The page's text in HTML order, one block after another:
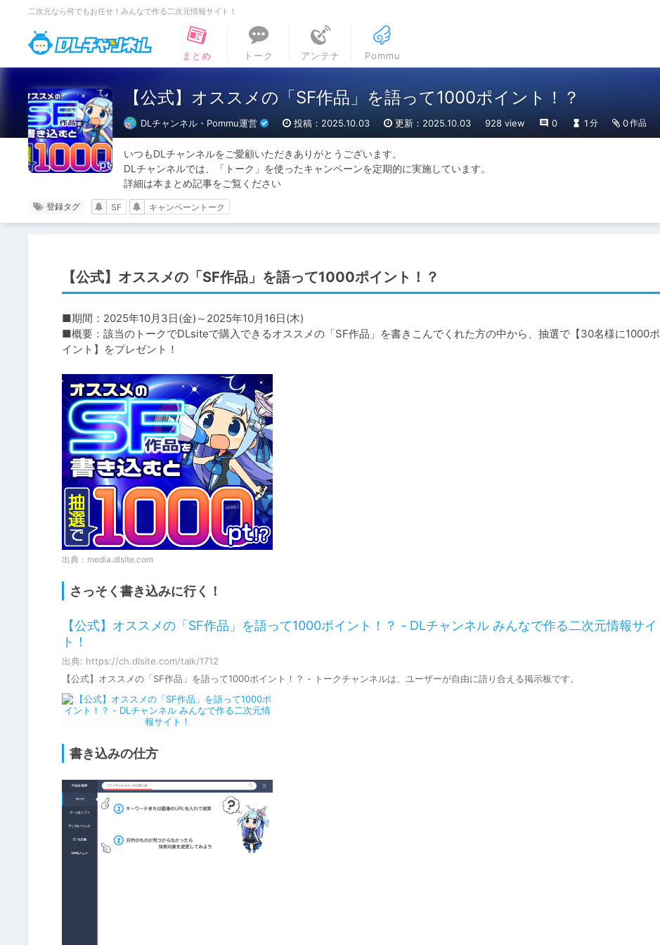
二次元なら何でもお任せ！みんなで作る二次元情報サイト！
DLチャンネル
まとめ
トーク アンテナ Pommu
【公式】オススメの「SF作品」を語って1000ポイント！？
DLチャンネル・Pommu運営 投稿：2025.10.03 更新：2025.10.03 928 view 0 1 分 0作品
いつもDLチャンネルをご愛顧いただきありがとうございます。
DLチャンネルでは、「トーク」を使ったキャンペーンを定期的に実施しています。
詳細は本まとめ記事をご覧ください
登録タグ SF キャンペーントーク
【公式】オススメの「SF作品」を語って1000ポイント！？
■期間：2025年10月3日(金)～2025年10月16日(木)
■概要：該当のトークでDLsiteで購入できるオススメの「SF作品」を書きこんでくれた方の中から、抽選で【30名様に1000ポ
イント】をプレゼント！
出典： media.dlsite.com
さっそく書き込みに行く！
【公式】オススメの「SF作品」を語って1000ポイント！？ - DLチャンネル みんなで作る二次元情報サイ
ト！
出典: https://ch.dlsite.com/talk/1712
【公式】オススメの「SF作品」を語って1000ポイント！？ - トークチャンネルは、ユーザーが自由に語り合える掲示板です。
書き込みの仕方